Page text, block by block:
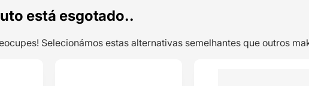
está esgotado..
Selecionámos estas alternativas semelhantes que outros